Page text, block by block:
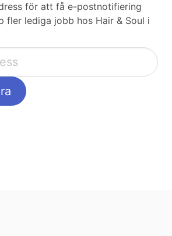
för att få e-postnotifiering
fler lediga jobb hos Hair & Soul i